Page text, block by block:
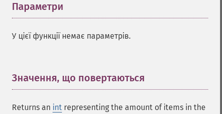
Параметри
У цієї функції немає параметрів.
Значення, що повертаються
Returns an int representing the amount of items in the